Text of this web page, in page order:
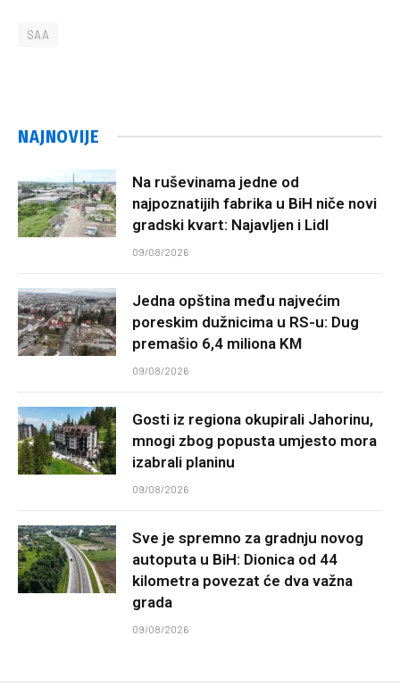
SAA
NAJNOVIJE
Na ruševinama jedne od
najpoznatijih fabrika u BiH niče novi
gradski kvart: Najavljen i Lidl
09/08/2026
Jedna opština među najvećim
poreskim dužnicima u RS-u: Dug
premašio 6,4 miliona KM
09/08/2026
Gosti iz regiona okupirali Jahorinu,
mnogi zbog popusta umjesto mora
izabrali planinu
09/08/2026
Sve je spremno za gradnju novog
autoputa u BiH: Dionica od 44
kilometra povezat će dva važna
grada
09/08/2026